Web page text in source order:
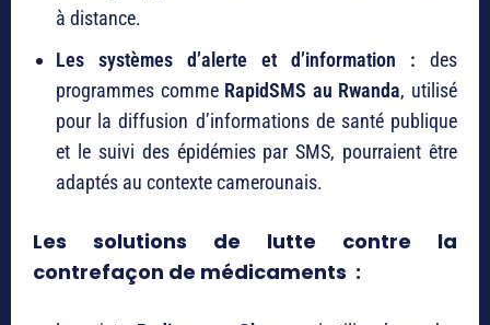
à distance.
Les systèmes d’alerte et d’information : des
programmes comme RapidSMS au Rwanda, utilisé
pour la diffusion d’informations de santé publique
et le suivi des épidémies par SMS, pourraient être
adaptés au contexte camerounais.
Les solutions de lutte contre la
contrefaçon de médicaments :